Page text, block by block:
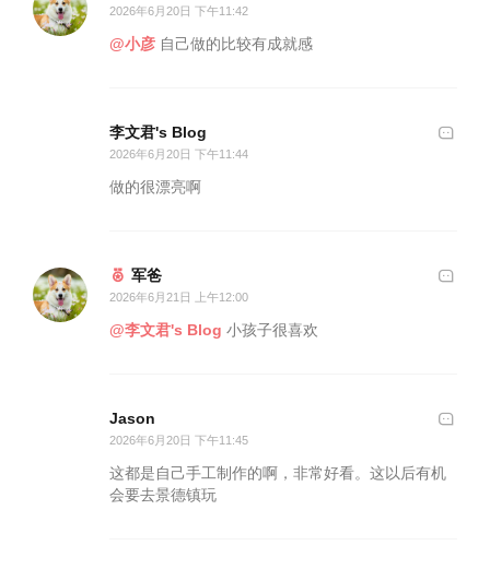
2026年6月20日 下午11:42
@小彦 自己做的比较有成就感
李文君's Blog
2026年6月20日 下午11:44
做的很漂亮啊
军爸
2026年6月21日 上午12:00
@李文君's Blog 小孩子很喜欢
Jason
2026年6月20日 下午11:45
这都是自己手工制作的啊，非常好看。这以后有机
会要去景德镇玩